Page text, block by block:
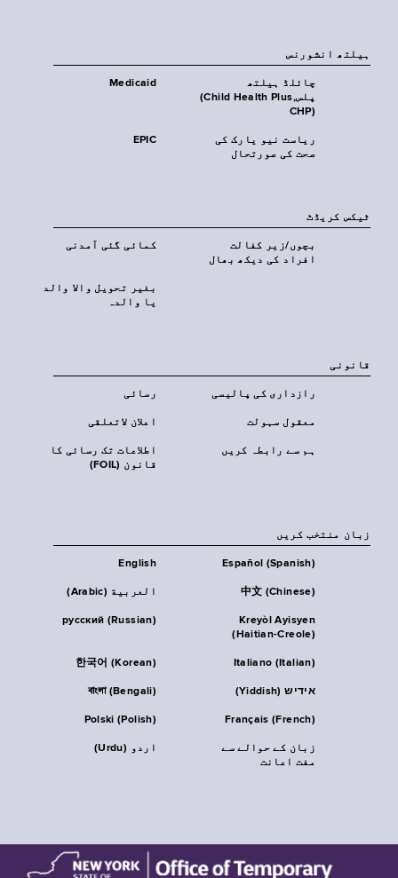
‏ہیلتھ انشورنس
Medicaid
چائلڈ ہیلتھ
پلس‎(Child Health Plus,
CHP)‎
EPIC
ریاست نیو یارک کی
صحت کی صورتحال
ٹیکس کریڈٹ
کمائی گئی آمدنی
بچوں/زیر کفالت
افراد کی دیکھ بھال
بغیر تحویل والا والد
یا والدہ
قانونی
رسائی رازداری کی پالیسی
اعلان لاتعلقی معقول سہولت
اطلاعات تک رسائی کا
قانون (FOIL)
ہم سے رابطہ کریں
زبان منتخب کریں
English Español (Spanish)
العربية (Arabic) 中文 (Chinese)
русский (Russian)
Kreyòl Ayisyen
(Haitian-Creole)
한국어 (Korean) Italiano (Italian)
বাংলা (Bengali) אידיש (Yiddish)
Polski (Polish) Français (French)
اردو (Urdu)
زبان کے حوالے سے
مفت اعانت